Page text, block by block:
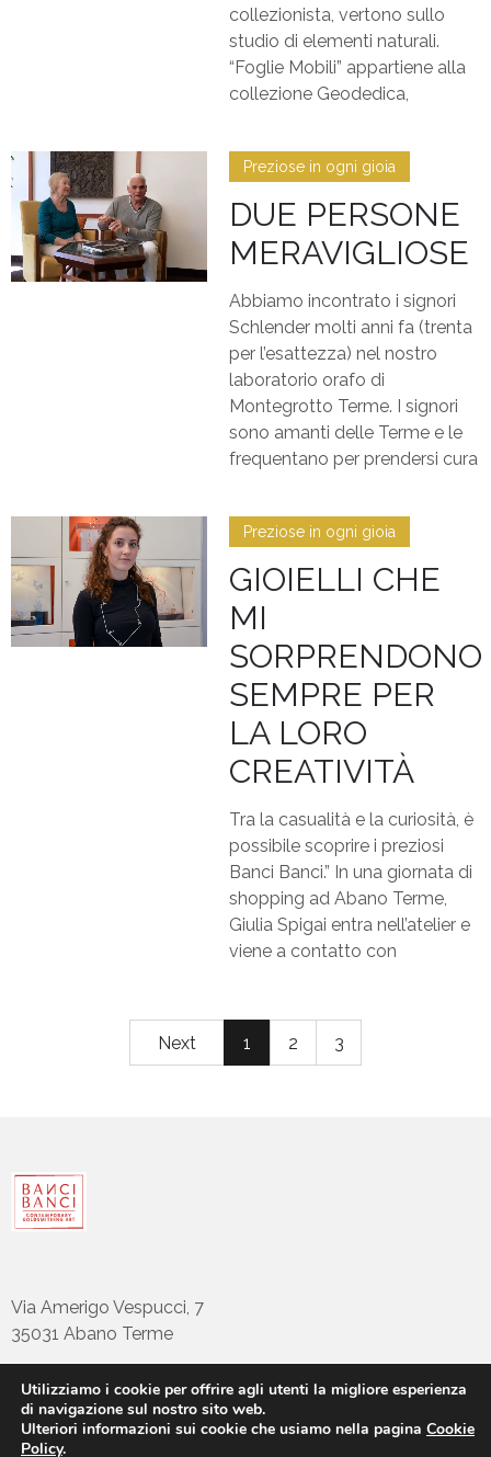
collezionista, vertono sullo
studio di elementi naturali.
“Foglie Mobili” appartiene alla
collezione Geodedica,
Preziose in ogni gioia
DUE PERSONE
MERAVIGLIOSE
Abbiamo incontrato i signori
Schlender molti anni fa (trenta
per l’esattezza) nel nostro
laboratorio orafo di
Montegrotto Terme. I signori
sono amanti delle Terme e le
frequentano per prendersi cura
Preziose in ogni gioia
GIOIELLI CHE
MI
SORPRENDONO
SEMPRE PER
LA LORO
CREATIVITÀ
Tra la casualità e la curiosità, è
possibile scoprire i preziosi
Banci Banci.” In una giornata di
shopping ad Abano Terme,
Giulia Spigai entra nell’atelier e
viene a contatto con
Next 1 2 3
Via Amerigo Vespucci, 7
35031 Abano Terme
tel: +39 049794922
info@bancibanci.it
Utilizziamo i cookie per offrire agli utenti la migliore esperienza
di navigazione sul nostro sito web.
Ulteriori informazioni sui cookie che usiamo nella pagina Cookie
Policy.